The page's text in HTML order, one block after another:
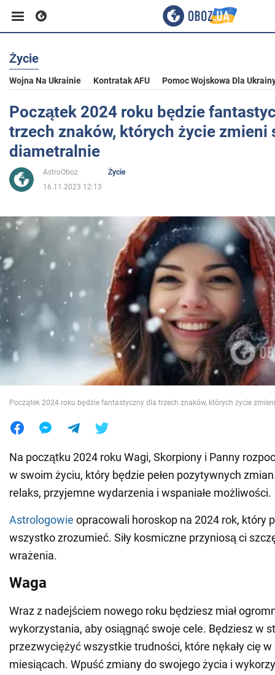
Biznes
Sport
Rozrywka
Życie
Polityka
Społeczeństwo
Wojna na Ukrainie
Jedzenie
Życie
Wojna Na Ukrainie Kontratak AFU Pomoc Wojskowa Dla
Początek 2024 roku będzie
trzech znaków, których życie zmieni
diametralnie
AstroOboz
Życie
16.11.2023 12:13
Początek 2024 roku będzie fantastyczny dla trzech znaków, których życie
Na początku 2024 roku Wagi, Skorpiony i Panny
w swoim życiu, który będzie pełen pozytywnych
relaks, przyjemne wydarzenia i wspaniałe możliwości.
Astrologowie opracowali horoskop na 2024 rok, który
wszystko zrozumieć. Siły kosmiczne przyniosą ci
wrażenia.
Waga
Wraz z nadejściem nowego roku będziesz miał
wykorzystania, aby osiągnąć swoje cele. Będziesz w
przezwyciężyć wszystkie trudności, które nękały cię
miesiącach. Wpuść zmiany do swojego życia i